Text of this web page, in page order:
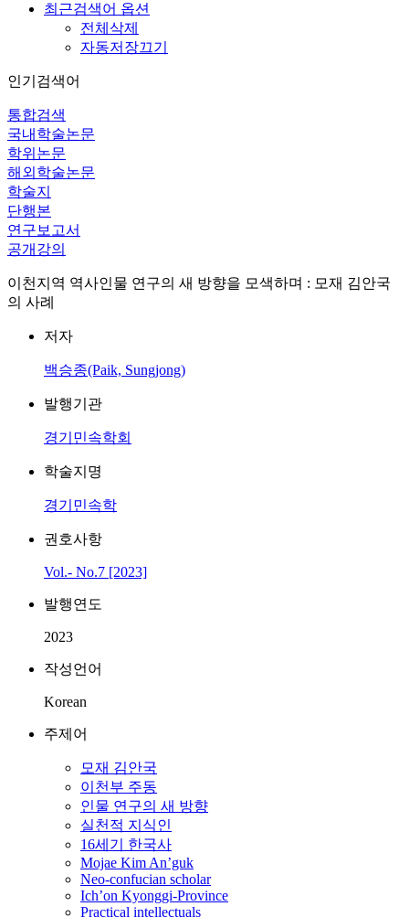
최근검색어 옵션
전체삭제
자동저장끄기
인기검색어
통합검색
국내학술논문
학위논문
해외학술논문
학술지
단행본
연구보고서
공개강의
이천지역 역사인물 연구의 새 방향을 모색하며 : 모재 김안국
의 사례
저자
백승종(Paik, Sungjong)
발행기관
경기민속학회
학술지명
경기민속학
권호사항
Vol.- No.7 [2023]
발행연도
2023
작성언어
Korean
주제어
모재 김안국
이천부 주동
인물 연구의 새 방향
실천적 지식인
16세기 한국사
Mojae Kim An’guk
Neo-confucian scholar
Ich’on Kyonggi-Province
Practical intellectuals